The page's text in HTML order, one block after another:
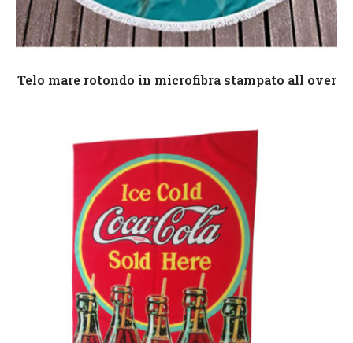
Leggi tutto
Telo mare rotondo in microfibra stampato all over